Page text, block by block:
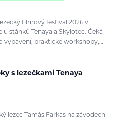
filmový festival 2026 v
u stánků Tenaya a Skylotec. Čeká
vybavení, praktické workshopy,…
s lezečkami Tenaya
lezec Tamás Farkas na závodech